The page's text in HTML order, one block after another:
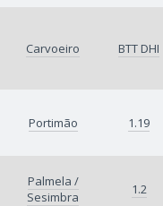
Carvoeiro BTT DHI
Portimão 1.19
Palmela /
Sesimbra
1.2